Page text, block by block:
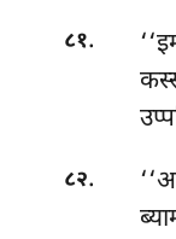
८१.
८२.